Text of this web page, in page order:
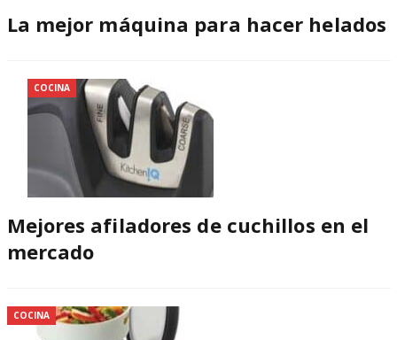
La mejor máquina para hacer helados
COCINA
Mejores afiladores de cuchillos en el
mercado
COCINA